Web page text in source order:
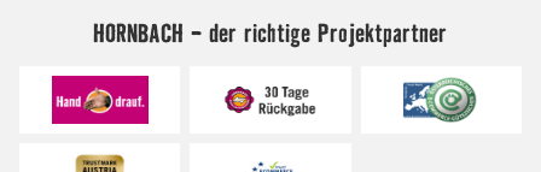
HORNBACH - der richtige Projektpartner